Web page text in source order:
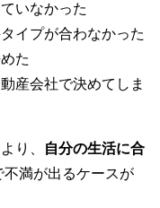
いなかった
イプが合わなかった
た
産会社で決めてしま
り、
自分の生活に合
不満が出るケースが